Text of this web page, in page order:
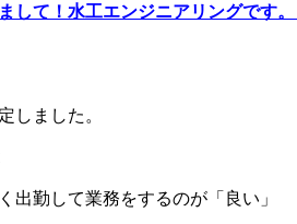
して！水工エンジニアリングです。
しました。
出勤して業務をするのが「良い」